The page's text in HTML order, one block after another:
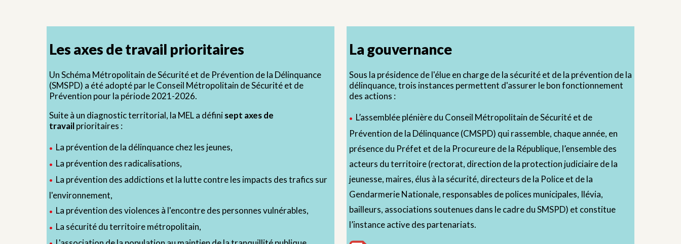
Les axes de travail prioritaires
Un Schéma Métropolitain de Sécurité et de Prévention de la Délinquance
(SMSPD) a été adopté par le Conseil Métropolitain de Sécurité et de
Prévention pour la période 2021-2026.
Suite à un diagnostic territorial, la MEL a définisept axes de
travailprioritaires :
La prévention de la délinquance chez les jeunes,
La prévention des radicalisations,
La prévention des addictions et la lutte contre les impacts des trafics sur
l'environnement,
La prévention des violences à l'encontre des personnes vulnérables,
La sécurité du territoire métropolitain,
La gouvernance
Sous la présidence de l'élue en charge de la sécurité et de la prévention de la
délinquance, trois instances permettent d'assurer le bon fonctionnement
des actions :
L’assemblée plénière du Conseil Métropolitain de Sécurité et de
Prévention de la Délinquance (CMSPD) qui rassemble, chaque année, en
présence du Préfet et de la Procureure de la République, l’ensemble des
acteurs du territoire (rectorat, direction de la protection judiciaire de la
jeunesse, maires, élus à la sécurité, directeurs de la Police et de la
Gendarmerie Nationale, responsables de polices municipales, Ilévia,
bailleurs, associations soutenues dans le cadre du SMSPD) et constitue
l’instance active des partenariats.